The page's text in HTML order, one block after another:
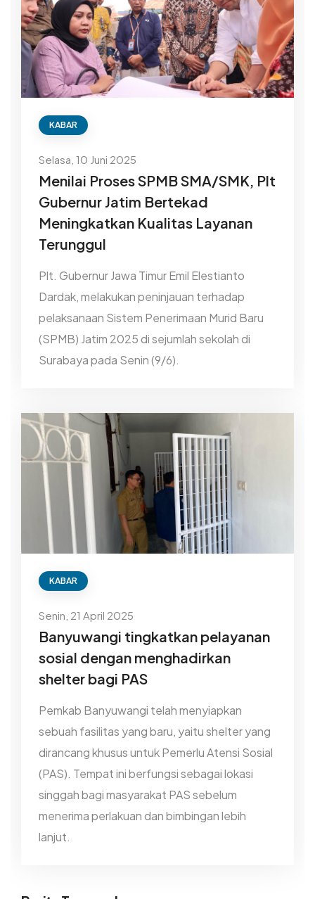
KABAR
Selasa, 10 Juni 2025
Menilai Proses SPMB SMA/SMK, Plt
Gubernur Jatim Bertekad
Meningkatkan Kualitas Layanan
Terunggul
Plt. Gubernur Jawa Timur Emil Elestianto
Dardak, melakukan peninjauan terhadap
pelaksanaan Sistem Penerimaan Murid Baru
(SPMB) Jatim 2025 di sejumlah sekolah di
Surabaya pada Senin (9/6).
KABAR
Senin, 21 April 2025
Banyuwangi tingkatkan pelayanan
sosial dengan menghadirkan
shelter bagi PAS
Pemkab Banyuwangi telah menyiapkan
sebuah fasilitas yang baru, yaitu shelter yang
dirancang khusus untuk Pemerlu Atensi Sosial
(PAS). Tempat ini berfungsi sebagai lokasi
singgah bagi masyarakat PAS sebelum
menerima perlakuan dan bimbingan lebih
lanjut.